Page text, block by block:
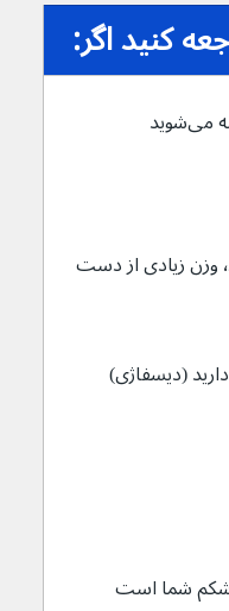
کنید اگر:
بدون این که بدانید یا بخواهید٬ وزن زیادی از دست
(دیسفاژی)